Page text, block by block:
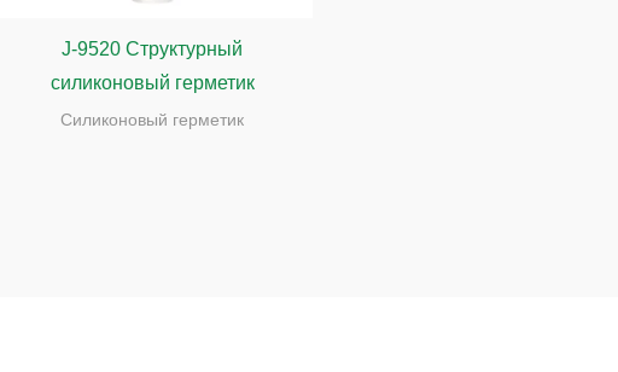
J-9520 Структурный
силиконовый герметик
Силиконовый герметик